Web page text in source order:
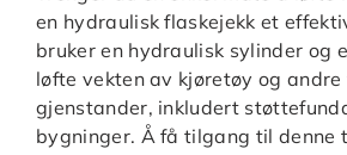
en hydraulisk flaskejekk et
bruker en hydraulisk sylinder og
løfte vekten av kjøretøy og andre
gjenstander, inkludert
bygninger. Å få tilgang til denne